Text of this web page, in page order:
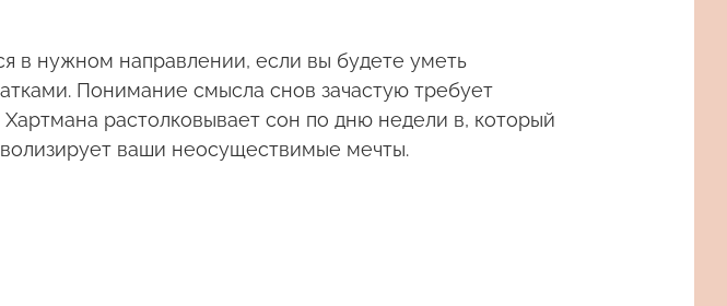
в нужном направлении, если вы будете уметь
Понимание смысла снов зачастую требует
растолковывает сон по дню недели в, который
ваши неосуществимые мечты.